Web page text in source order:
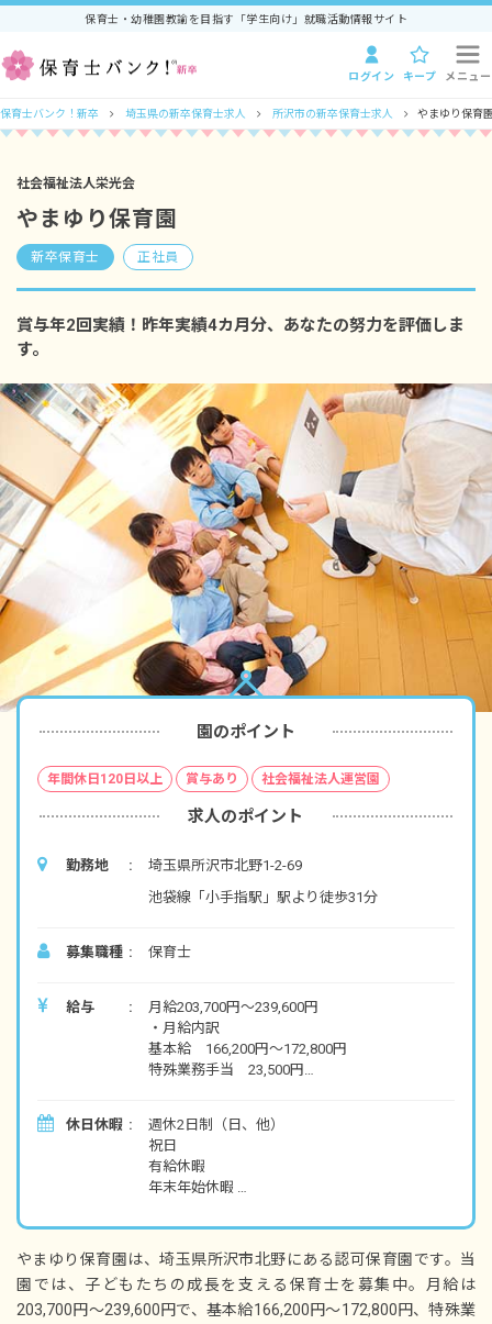
保育士・幼稚園教諭を目指す「学生向け」就職活動情報サイト
ログイン キープ メニュー
保育士バンク！新卒 埼玉県の新卒保育士求人 所沢市の新卒保育士求人 やまゆり保育
社会福祉法人栄光会
やまゆり保育園
新卒保育士 正社員
賞与年2回実績！昨年実績4カ月分、あなたの努力を評価しま
す。
園のポイント
年間休日120日以上 賞与あり 社会福祉法人運営園
求人のポイント
勤務地
埼玉県所沢市北野1-2-69
池袋線「小手指駅」駅より徒歩31分
募集職種 保育士
給与
月給203,700円～239,600円
・月給内訳
基本給 166,200円～172,800円
特殊業務手当 23,500円
・定期的に支給される手当
通勤手当 交通費全額支給
住宅手当 上限10,000円
※試用期間3カ月
休日休暇
週休2日制（日、他）
祝日
有給休暇
年末年始休暇
※年間休日124日
やまゆり保育園は、埼玉県所沢市北野にある認可保育園です。当
園では、子どもたちの成長を支える保育士を募集中。月給は
203,700円～239,600円で、基本給166,200円～172,800円、特殊業